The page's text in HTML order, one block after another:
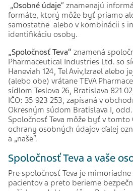
„Osobné údaje“ znamenajú
formáte, ktorý môže byť priamo
samostatne alebo v kombinácii s
identifikáciu osoby.
„Spoločnosť Teva“ znamená
Pharmaceutical Industries Ltd. so
Haneviah 124, Tel Aviv,Izrael alebo
(alebo obe) vrátane TEVA
sídlom Teslova 26, Bratislava 821
IČO: 35 923 253, zapísaná v
Okresným súdom Bratislava I, odd.
Spoločnosť Teva môže byť v tomto
ochrany osobných údajov ďalej
a „naše“.
Spoločnosť Teva a vaše
Pre spoločnosť Teva je
pacientov a preto berieme